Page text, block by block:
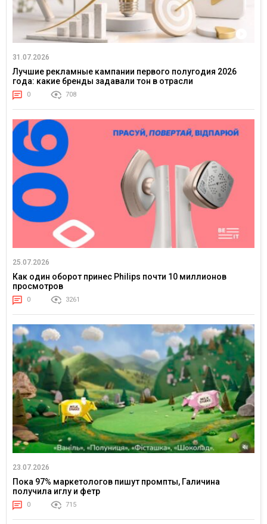
31.07.2026
Лучшие рекламные кампании первого полугодия 2026
года: какие бренды задавали тон в отрасли
0 708
25.07.2026
Как один оборот принес Philips почти 10 миллионов
просмотров
0 3261
23.07.2026
Пока 97% маркетологов пишут промпты, Галичина
получила иглу и фетр
0 715